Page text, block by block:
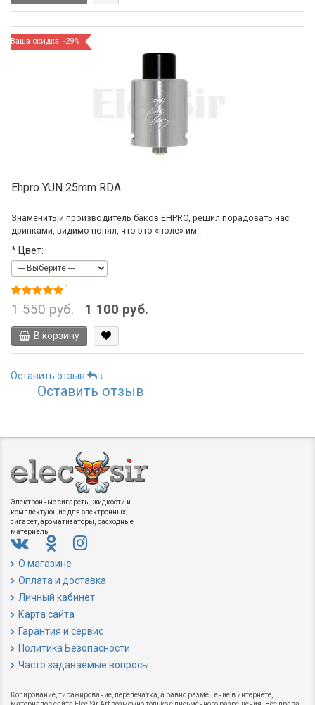
Ваша скидка: -29%
Ehpro YUN 25mm RDA
Знаменитый производитель баков EHPRO, решил порадовать нас
дрипками, видимо понял, что это «поле» им..
* Цвет:
4
1 550 руб. 1 100 руб.
В корзину
Оставить отзыв ↓
Оставить отзыв
Электронные сигареты, жидкости и
комплектующие для электронных
сигарет, ароматизаторы, расходные
материалы
О магазине
Оплата и доставка
Личный кабинет
Карта сайта
Гарантия и сервис
Политика Безопасности
Часто задаваемые вопросы
Копирование, тиражирование, перепечатка, а равно размещение в интернете,